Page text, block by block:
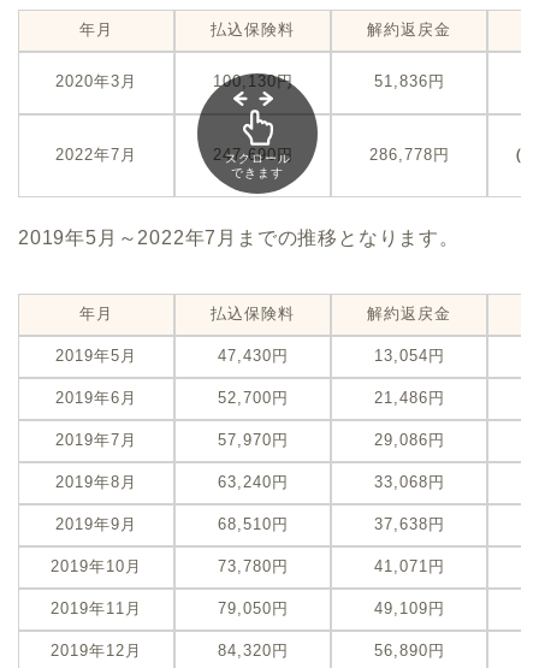
年月 払込保険料 解約返戻金
2020年3月 100,130円 51,836円
2022年7月 247,690円 286,778円
（
スクロール
できます
2019年5月～2022年7月までの推移となります。
年月 払込保険料 解約返戻金
2019年5月 47,430円 13,054円
2019年6月 52,700円 21,486円
2019年7月 57,970円 29,086円
2019年8月 63,240円 33,068円
2019年9月 68,510円 37,638円
2019年10月 73,780円 41,071円
2019年11月 79,050円 49,109円
2019年12月 84,320円 56,890円